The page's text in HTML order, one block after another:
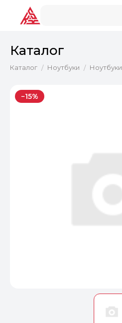
Каталог
Каталог / Ноутбуки / Ноутбуки
−15%